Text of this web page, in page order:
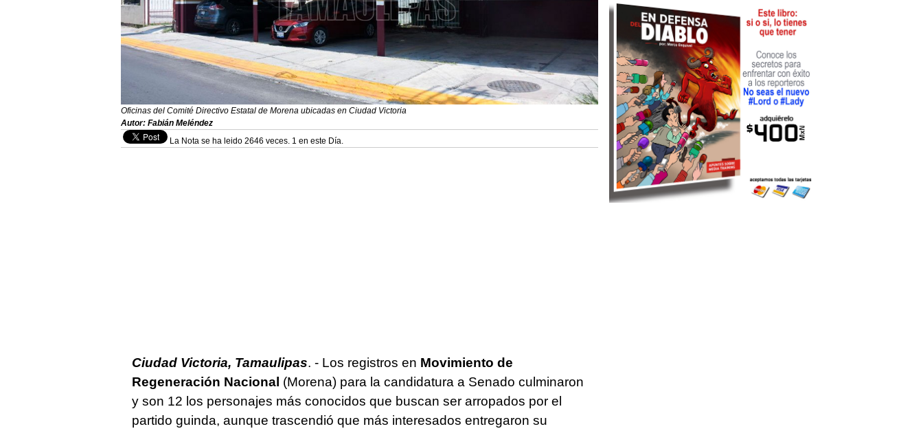
Oficinas del Comité Directivo Estatal de Morena ubicadas en Ciudad Victoria
Autor: Fabián Meléndez
La Nota se ha leido 2646 veces. 1 en este Día.
Ciudad Victoria, Tamaulipas. - Los registros en Movimiento de
Regeneración Nacional (Morena) para la candidatura a Senado culminaron
y son 12 los personajes más conocidos que buscan ser arropados por el
partido guinda, aunque trascendió que más interesados entregaron su